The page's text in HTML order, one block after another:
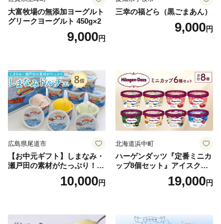
大富牧場の無添加ヨーグルト
グリークヨーグルト 450g×2
9,000円
三幸の福どら（黒ごまあん）
9,000円
広島県尾道市
【お中元ギフト】しまなみ・
瀬戸田の素材がたっぷり！ジ
10,000円
北海道浜中町
ハーゲンダッツ『定番ミニカ
ップ8個セット』アイスクリ
ーム アイス スイーツ デザー
19,000円